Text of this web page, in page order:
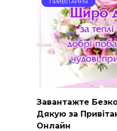
Завантажте
Дякую за
Онлайн